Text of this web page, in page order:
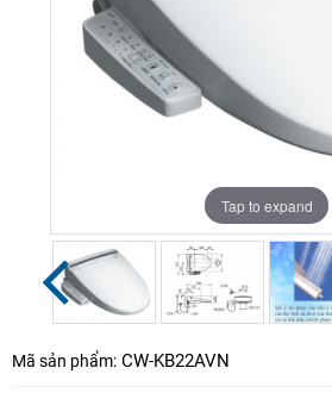
Tap to expand
Tap to expand
Tap to expand
Tap to expand
Tap to expand
Mã sản phẩm: CW-KB22AVN